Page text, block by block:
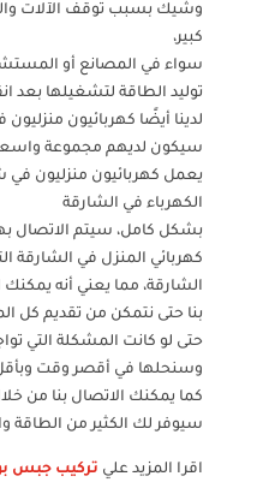
وشيك بسبب توقف الآلات
كبير،
سواء في المصانع أو
توليد الطاقة لتشغيلها بعد
لدينا أيضًا كهربائيون
سيكون لديهم مجموعة
يعمل كهربائيون منزليون في
الكهرباء في الشارقة
بشكل كامل، سيتم الاتصال
كهربائي المنزل في الشارقة
الشارقة، مما يعني أنه يمكنك
بنا حتى نتمكن من تقديم كل
حتى لو كانت المشكلة التي
وسنحلها في أقصر وقت
كما يمكنك الاتصال بنا من
سيوفر لك الكثير من الطاقة
اقرا المزيد علي تركيب جبس